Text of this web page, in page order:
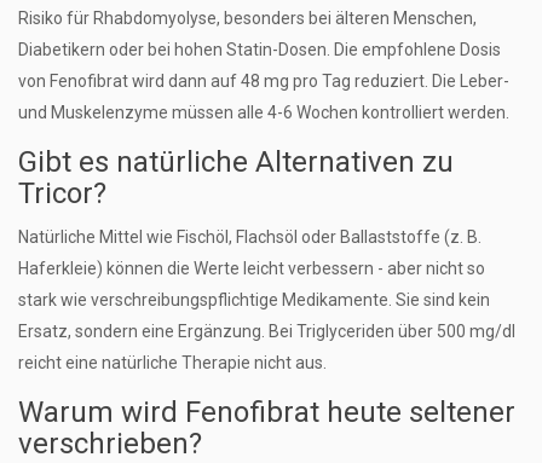
Risiko für Rhabdomyolyse, besonders bei älteren Menschen,
Diabetikern oder bei hohen Statin-Dosen. Die empfohlene Dosis
von Fenofibrat wird dann auf 48 mg pro Tag reduziert. Die Leber-
und Muskelenzyme müssen alle 4-6 Wochen kontrolliert werden.
Gibt es natürliche Alternativen zu
Tricor?
Natürliche Mittel wie Fischöl, Flachsöl oder Ballaststoffe (z. B.
Haferkleie) können die Werte leicht verbessern - aber nicht so
stark wie verschreibungspflichtige Medikamente. Sie sind kein
Ersatz, sondern eine Ergänzung. Bei Triglyceriden über 500 mg/dl
reicht eine natürliche Therapie nicht aus.
Warum wird Fenofibrat heute seltener
verschrieben?